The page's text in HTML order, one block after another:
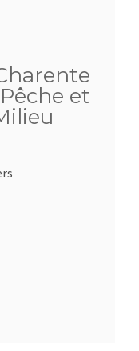
et